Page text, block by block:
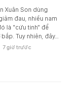
Xuân Son dùng
đau, nhiều nam
là "cứu tinh" để
Tuy nhiên, đây…
7 giờ trước